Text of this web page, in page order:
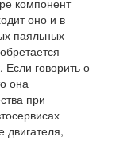
компонент
оно и в
паяльных
Если говорить о
она
при
двигателя,